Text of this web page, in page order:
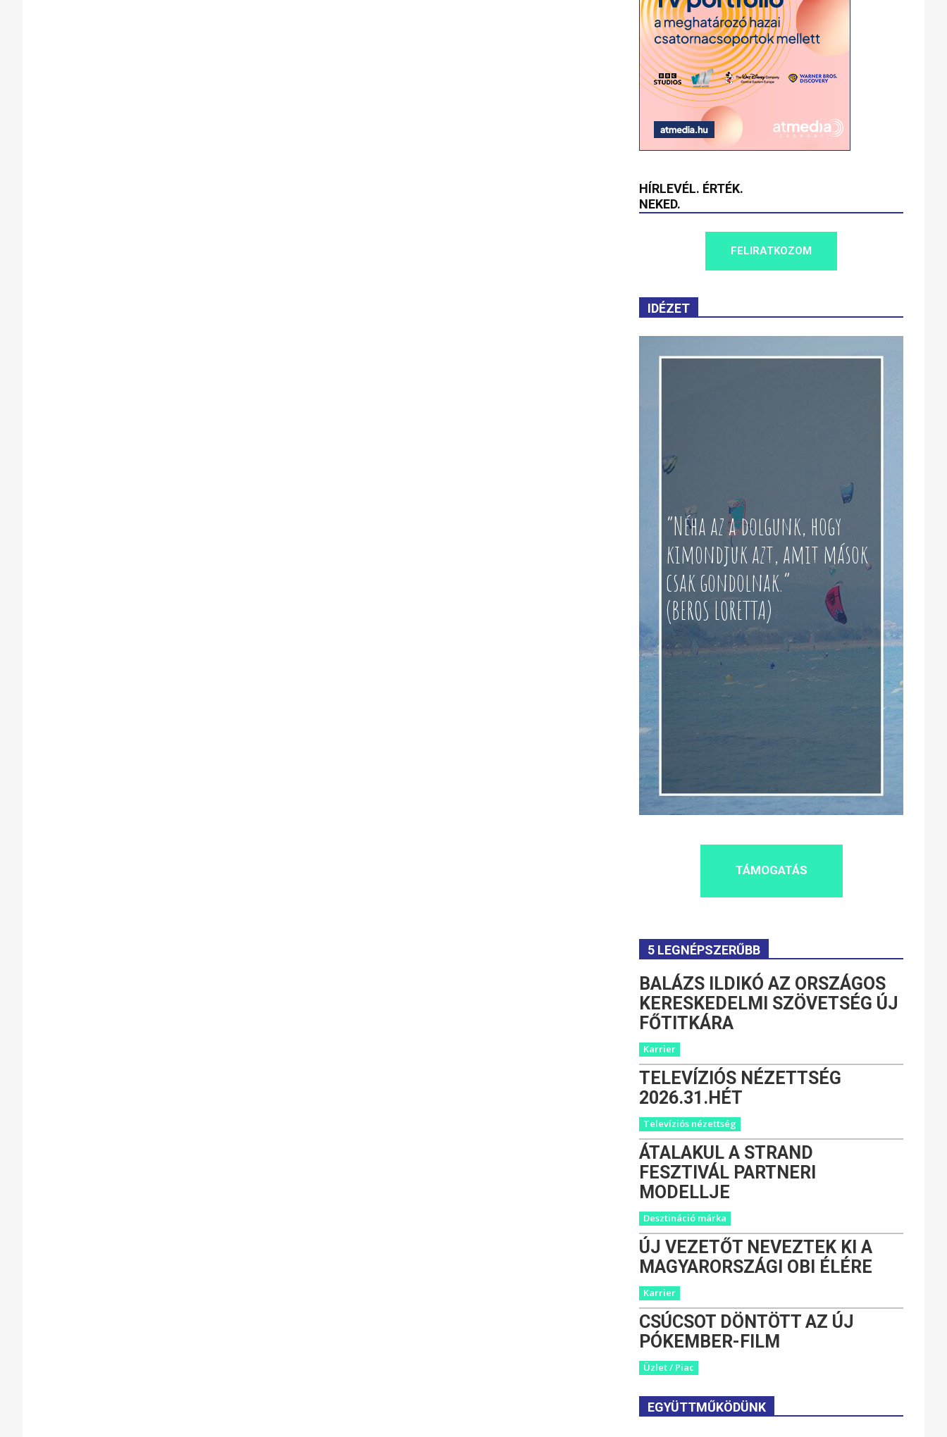
HÍRLEVÉL. ÉRTÉK.
NEKED.
FELIRATKOZOM
IDÉZET
“Néha az a dolgunk, hogy
kimondjuk azt, amit mások
csak gondolnak.”
(BEROS LORETTA)
TÁMOGATÁS
5 LEGNÉPSZERŰBB
BALÁZS ILDIKÓ AZ ORSZÁGOS
KERESKEDELMI SZÖVETSÉG ÚJ
FŐTITKÁRA
Karrier
TELEVÍZIÓS NÉZETTSÉG
2026.31.HÉT
Televíziós nézettség
ÁTALAKUL A STRAND
FESZTIVÁL PARTNERI
MODELLJE
Desztináció márka
ÚJ VEZETŐT NEVEZTEK KI A
MAGYARORSZÁGI OBI ÉLÉRE
Karrier
CSÚCSOT DÖNTÖTT AZ ÚJ
PÓKEMBER-FILM
Üzlet / Piac
EGYÜTTMŰKÖDÜNK